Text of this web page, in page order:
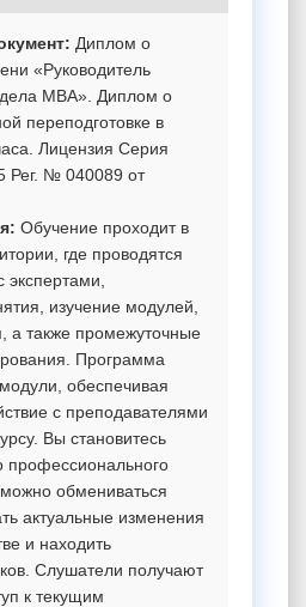
Диплом о
«Руководитель
MBA». Диплом о
переподготовке в
Лицензия Серия
№ 040089 от
Обучение проходит в
где проводятся
экспертами,
изучение модулей,
а также промежуточные
Программа
обеспечивая
с преподавателями
Вы становитесь
профессионального
обмениваться
актуальные изменения
и находить
Слушатели получают
к текущим